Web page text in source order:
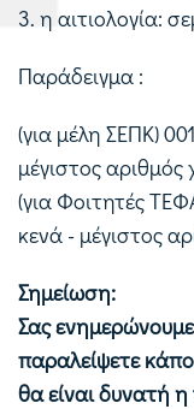
3. η αιτιολογία:
Παράδειγμα :
(για μέλη ΣΕΠΚ)
μέγιστος
(για Φοιτητές
κενά - μέγιστος
Σημείωση:
Σας
παραλείψετε
θα είναι δυνατή